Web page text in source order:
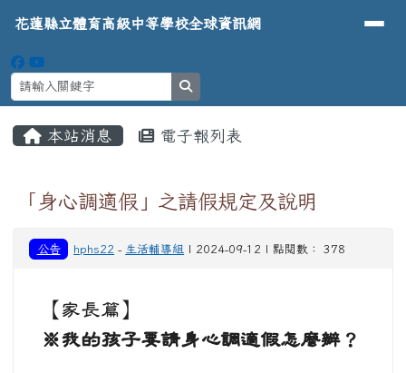
花蓮縣立體育高級中等學校全球資
導覽列
花蓮縣立體育高級中等學校全球資訊網
本站消息 電子報列表
「身心調適假」之請假規定及說明
公告 hphs22 - 生活輔導組 | 2024-09-12 | 點閱數： 378
【家長篇】
※我的孩子要請身心調適假怎麼辦？